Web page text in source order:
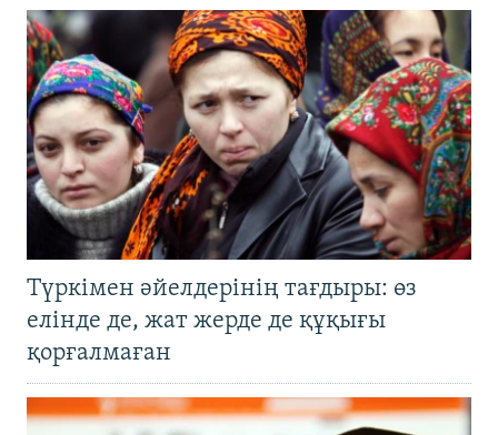
Түркімен әйелдерінің тағдыры: өз
елінде де, жат жерде де құқығы
қорғалмаған